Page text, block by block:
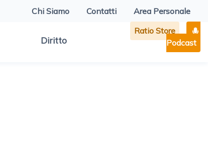
Chi Siamo Contatti Area Personale
Diritto
Ratio Store
Podcast